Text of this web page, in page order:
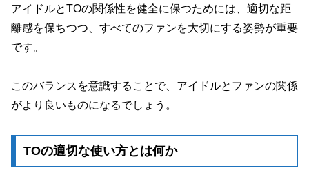
アイドルとTOの関係性を健全に保つためには、適切な距
離感を保ちつつ、すべてのファンを大切にする姿勢が重要
です。
このバランスを意識することで、アイドルとファンの関係
がより良いものになるでしょう。
TOの適切な使い方とは何か